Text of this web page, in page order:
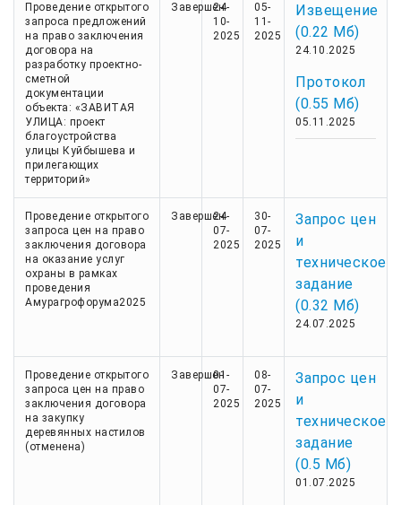
Проведение открытого
запроса предложений
на право заключения
договора на
разработку проектно-
сметной
документации
объекта: «ЗАВИТАЯ
УЛИЦА: проект
благоустройства
улицы Куйбышева и
прилегающих
территорий»
Завершен
24-
10-
2025
05-
11-
2025
Извещение
(0.22 Мб)
24.10.2025
Протокол
(0.55 Мб)
05.11.2025
Проведение открытого
запроса цен на право
заключения договора
на оказание услуг
охраны в рамках
проведения
Амурагрофорума2025
Завершен
24-
07-
2025
30-
07-
2025
Запрос цен
и
техническое
задание
(0.32 Мб)
24.07.2025
Проведение открытого
запроса цен на право
заключения договора
на закупку
деревянных настилов
(отменена)
Завершен
01-
07-
2025
08-
07-
2025
Запрос цен
и
техническое
задание
(0.5 Мб)
01.07.2025